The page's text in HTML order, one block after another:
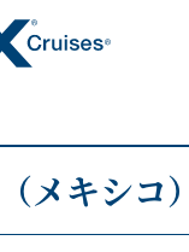
メキシコ）